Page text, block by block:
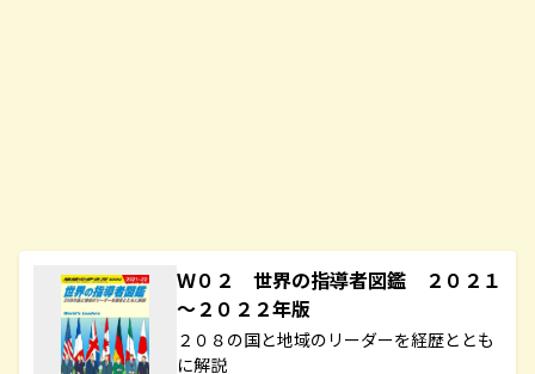
Ｗ０２ 世界の指導者図鑑 ２０２１
～２０２２年版
２０８の国と地域のリーダーを経歴ととも
に解説